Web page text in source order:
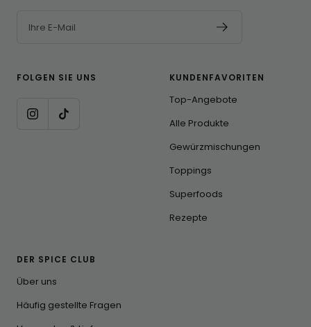
Ihre E-Mail
FOLGEN SIE UNS KUNDENFAVORITEN
Top-Angebote
Alle Produkte
Gewürzmischungen
Toppings
Superfoods
Rezepte
DER SPICE CLUB
Über uns
Häufig gestellte Fragen